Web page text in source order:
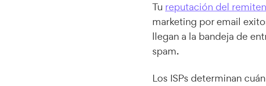
Tu reputación del
marketing por email
llegan a la bandeja de
spam.
Los ISPs determinan